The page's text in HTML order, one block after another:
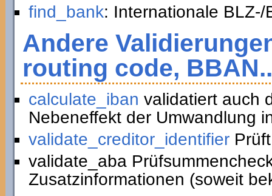
find_bank: Internationale BLZ-/
Andere
routing code,
calculate_iban validatiert auch
Nebeneffekt der Umwandlung
validate_creditor_identifierPrüft
validate_aba
Zusatzinformationen (soweit